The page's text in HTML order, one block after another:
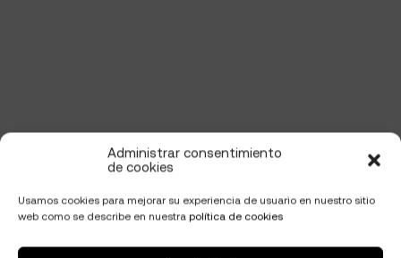
Administrar consentimiento
de cookies
Usamos cookies para mejorar su experiencia de usuario en nuestro sitio
web como se describe en nuestra política de cookies